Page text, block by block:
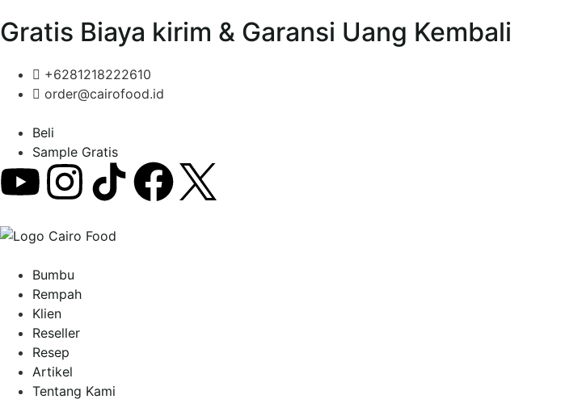
Gratis Biaya kirim & Garansi Uang Kembali
+6281218222610
order@cairofood.id
Beli
Sample Gratis
Bumbu
Rempah
Klien
Reseller
Resep
Artikel
Tentang Kami